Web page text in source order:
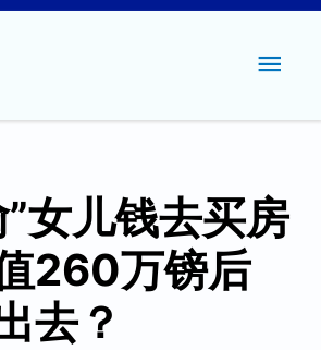
主
菜
女儿钱去买房
260万镑后
去？